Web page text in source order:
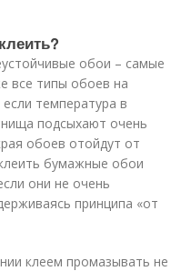
обои – самые
все типы обоев на
температура в
подсыхают очень
обоев отойдут от
бумажные обои
они не очень
принципа «от
клеем промазывать не